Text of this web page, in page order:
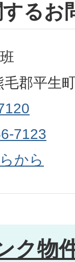
るお
郡平生
7123
から
ク物